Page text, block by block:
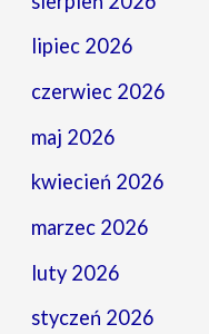
lipiec 2026
czerwiec 2026
maj 2026
kwiecień 2026
marzec 2026
luty 2026
styczeń 2026